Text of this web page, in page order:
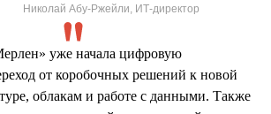
Николай Абу-Ржейли, ИТ-директор
уже начала цифровую
от коробочных решений к новой
облакам и работе с данными. Также